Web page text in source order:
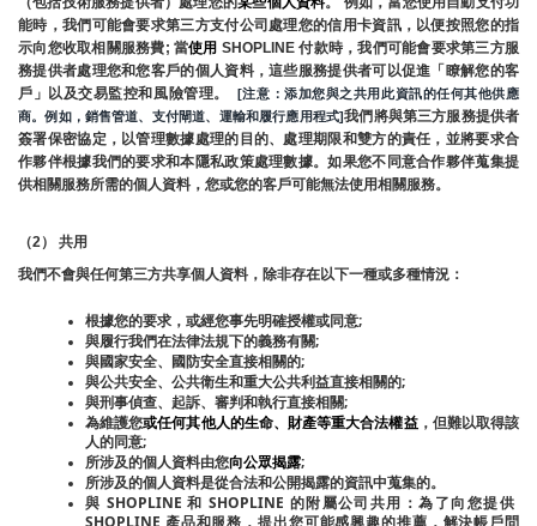
能時，我們可能會要求第三方支付公司處理您的信用卡資訊，以便按照您的指
示向您收取相關服務費; 當使用 SHOPLINE 付款時，我們可能會要求第三方服
務提供者處理您和您客戶的個人資料，這些服務提供者可以促進「瞭解您的客
戶」以及交易監控和風險管理。
[注意：添加您與之共用此資訊的任何其他供應
商。例如，銷售管道、支付閘道、運輸和履行應用程式]我們將與第三方服務提供者
簽署保密協定，以管理數據處理的目的、處理期限和雙方的責任，並將要求合
作夥伴根據我們的要求和本隱私政策處理數據。如果您不同意合作夥伴蒐集提
供相關服務所需的個人資料，您或您的客戶可能無法使用相關服務。
（2） 共用
我們不會與任何第三方共享個人資料，除非存在以下一種或多種情況：
根據您的要求，或經您事先明確授權或同意;
與履行我們在法律法規下的義務有關;
與國家安全、國防安全直接相關的;
與公共安全、公共衛生和重大公共利益直接相關的;
與刑事偵查、起訴、審判和執行直接相關;
為維護您或任何其他人的生命、財產等重大合法權益，但難以取得該
人的同意;
所涉及的個人資料由您向公眾揭露;
所涉及的個人資料是從合法和公開揭露的資訊中蒐集的。
與 SHOPLINE 和 SHOPLINE 的附屬公司共用：為了向您提供
SHOPLINE 產品和服務，提出您可能感興趣的推薦，解決帳戶問